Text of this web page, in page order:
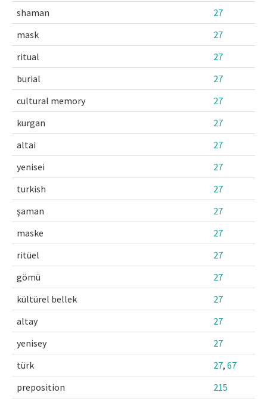
shaman
27
mask
27
ritual
27
burial
27
cultural memory
27
kurgan
27
altai
27
yenisei
27
turkish
27
şaman
27
maske
27
ritüel
27
gömü
27
kültürel bellek
27
altay
27
yenisey
27
türk
27, 67
preposition
215